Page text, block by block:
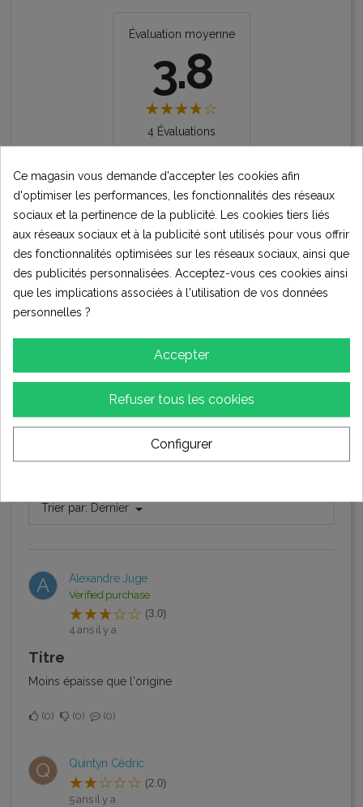
Évaluation moyenne
3.8
4 Évaluations
★★★★★ Excellent
2
★★★★☆ Bon
0
★★★☆☆ Moyen
★★☆☆☆ Pauvres
★☆☆☆☆
Écrire votre avis
Évaluations (4)
Trier par: Dernier
A Alexandre Juge
Verified purchase
(3.0)
4 ans il y a
Titre
Moins épaisse que l'origine
0 0 0
Q Quintyn Cédric
(2.0)
5 ans il y a
Ce magasin vous demande d'accepter les cookies afin
d'optimiser les performances, les fonctionnalités des réseaux
sociaux et la pertinence de la publicité. Les cookies tiers liés
aux réseaux sociaux et à la publicité sont utilisés pour vous offrir
des fonctionnalités optimisées sur les réseaux sociaux, ainsi que
des publicités personnalisées. Acceptez-vous ces cookies ainsi
que les implications associées à l'utilisation de vos données
personnelles ?
Accepter
Refuser tous les cookies
Configurer